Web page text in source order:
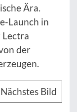
Ära.
Launch in
Lectra
der
Nächstes Bild